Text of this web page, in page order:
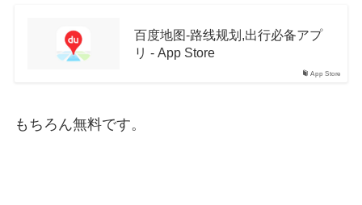
App Store
百度地图-路线规划,出行必备アプ
リ - App Store
もちろん無料です。